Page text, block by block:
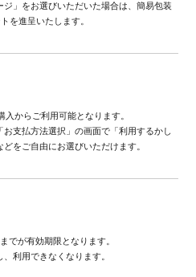
」をお選びいただいた場合は、簡易包装
を進呈いたします。
からご利用可能となります。
支払方法選択」の画面で「利用するかし
をご自由にお選びいただけます。
でが有効期限となります。
利用できなくなります。